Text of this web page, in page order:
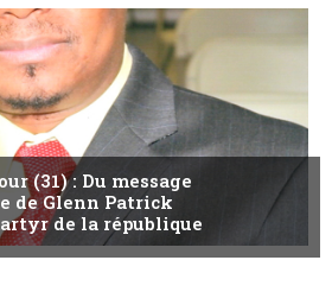
(31) : Du message
de Glenn Patrick
de la république